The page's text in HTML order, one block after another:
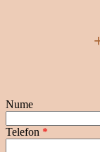
Nume
Telefon *